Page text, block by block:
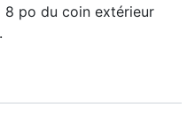
po du coin extérieur